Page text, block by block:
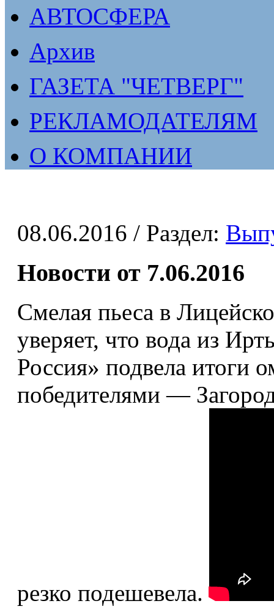
АВТОСФЕРА
Архив
ГАЗЕТА "ЧЕТВЕРГ"
РЕКЛАМОДАТЕЛЯМ
О КОМПАНИИ
08.06.2016 / Раздел:
Новости от 7.06.2016
Смелая пьеса в
уверяет, что вода из
Россия» подвела итоги
победителями —
резко подешевела.